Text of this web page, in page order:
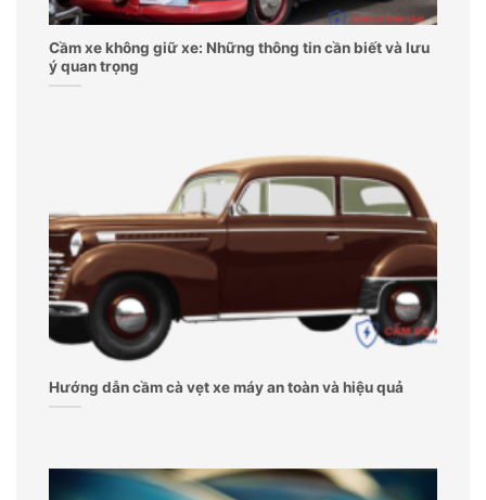
Cầm xe không giữ xe: Những thông tin cần biết và lưu
ý quan trọng
Hướng dẫn cầm cà vẹt xe máy an toàn và hiệu quả